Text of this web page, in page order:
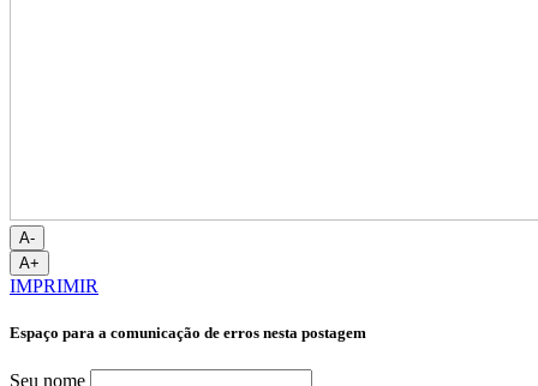
A-
A+
IMPRIMIR
Espaço para a comunicação de erros nesta postagem
Seu nome